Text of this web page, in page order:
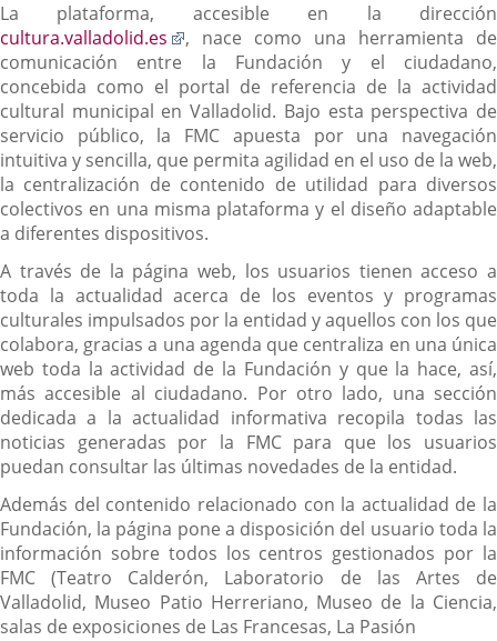
La plataforma, accesible en la dirección
cultura.valladolid.es
Enlace
una
aplicación
externa.
, nace como una herramienta de
comunicación entre la Fundación y el ciudadano,
concebida como el portal de referencia de la actividad
cultural municipal en Valladolid. Bajo esta perspectiva de
servicio público, la FMC apuesta por una navegación
intuitiva y sencilla, que permita agilidad en el uso de la web,
la centralización de contenido de utilidad para diversos
colectivos en una misma plataforma y el diseño adaptable
a diferentes dispositivos.
A través de la página web, los usuarios tienen acceso a
toda la actualidad acerca de los eventos y programas
culturales impulsados por la entidad y aquellos con los que
colabora, gracias a una agenda que centraliza en una única
web toda la actividad de la Fundación y que la hace, así,
más accesible al ciudadano. Por otro lado, una sección
dedicada a la actualidad informativa recopila todas las
noticias generadas por la FMC para que los usuarios
puedan consultar las últimas novedades de la entidad.
Además del contenido relacionado con la actualidad de la
Fundación, la página pone a disposición del usuario toda la
información sobre todos los centros gestionados por la
FMC (Teatro Calderón, Laboratorio de las Artes de
Valladolid, Museo Patio Herreriano, Museo de la Ciencia,
salas de exposiciones de Las Francesas, La Pasión